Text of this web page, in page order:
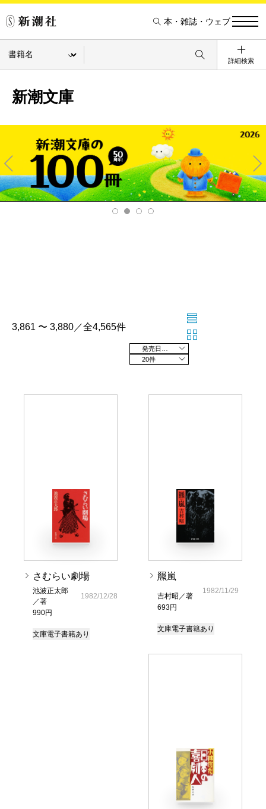
本・雑誌・ウェブ
詳細検索
新潮文庫
Pre
v
Ne
xt
3,861 〜 3,880／全4,565件
20件
さむらい劇場
池波正太郎
／著
990円
1982/12/28
文庫電子書籍あり
羆嵐
吉村昭／著
693円
1982/11/29
文庫電子書籍あり